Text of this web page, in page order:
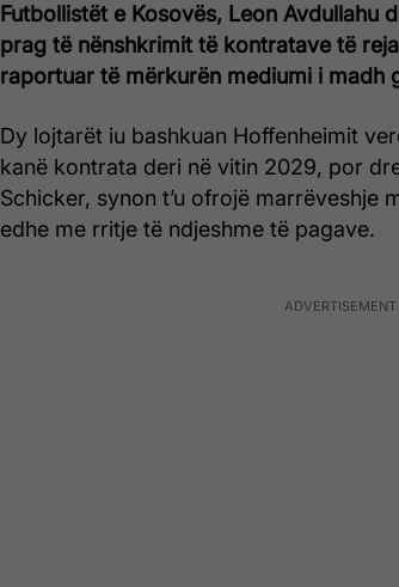
Futbollistët e Kosovës, Leon Avdullahu
prag të nënshkrimit të kontratave të
raportuar të mërkurën mediumi i madh
Dy lojtarët iu bashkuan Hoffenheimit
kanë kontrata deri në vitin 2029, por
Schicker, synon t’u ofrojë marrëveshje
edhe me rritje të ndjeshme të pagave.